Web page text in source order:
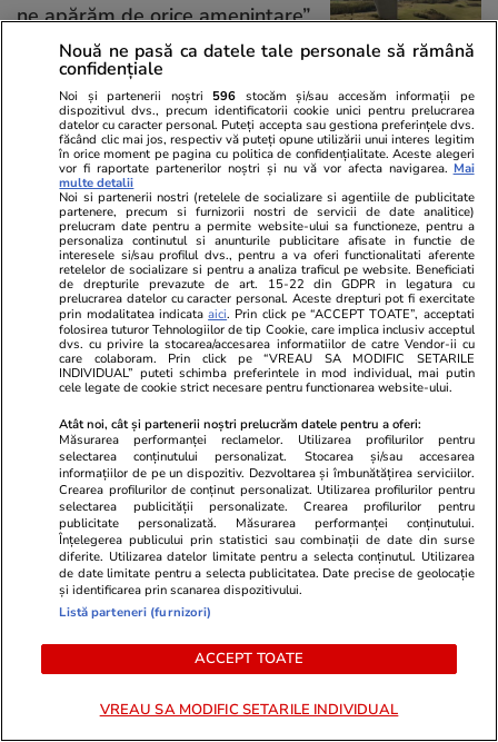
ne apărăm de orice amenințare”
24 iul.
Inteligența artificială va
remodela economia mondială și
politica monetară
24 iul.
România fricii: Cum am ajuns să
trăim din spaimă în spaimă
23 iul.
Țoiu, arestează-mă dacă
altceva n-ai de făcut!
Nouă ne pasă ca datele tale personale să rămână
confidențiale
Noi și partenerii noștri 596 stocăm și/sau accesăm informații pe
dispozitivul dvs., precum identificatorii cookie unici pentru prelucrarea
datelor cu caracter personal. Puteți accepta sau gestiona preferințele dvs.
făcând clic mai jos, respectiv vă puteți opune utilizării unui interes legitim
în orice moment pe pagina cu politica de confidențialitate. Aceste alegeri
vor fi raportate partenerilor noștri și nu vă vor afecta navigarea. Mai
multe detalii
Noi si partenerii nostri (retelele de socializare si agentiile de publicitate
partenere, precum si furnizorii nostri de servicii de date analitice)
prelucram date pentru a permite website-ului sa functioneze, pentru a
personaliza continutul si anunturile publicitare afisate in functie de
interesele si/sau profilul dvs., pentru a va oferi functionalitati aferente
retelelor de socializare si pentru a analiza traficul pe website. Beneficiati
de drepturile prevazute de art. 15-22 din GDPR in legatura cu
prelucrarea datelor cu caracter personal. Aceste drepturi pot fi exercitate
prin modalitatea indicataaici. Prin click pe “ACCEPT TOATE”, acceptati
folosirea tuturor Tehnologiilor de tip Cookie, care implica inclusiv acceptul
dvs. cu privire la stocarea/accesarea informatiilor de catre Vendor-ii cu
care colaboram. Prin click pe “VREAU SA MODIFIC SETARILE
INDIVIDUAL” puteti schimba preferintele in mod individual, mai putin
cele legate de cookie strict necesare pentru functionarea website-ului.
Atât noi, cât și partenerii noștri prelucrăm datele pentru a oferi:
Măsurarea performanței reclamelor. Utilizarea profilurilor pentru
selectarea conținutului personalizat. Stocarea și/sau accesarea
informațiilor de pe un dispozitiv. Dezvoltarea și îmbunătățirea serviciilor.
Crearea profilurilor de conținut personalizat. Utilizarea profilurilor pentru
selectarea publicității personalizate. Crearea profilurilor pentru
publicitate personalizată. Măsurarea performanței conținutului.
Înțelegerea publicului prin statistici sau combinații de date din surse
diferite. Utilizarea datelor limitate pentru a selecta conținutul. Utilizarea
de date limitate pentru a selecta publicitatea. Date precise de geolocație
și identificarea prin scanarea dispozitivului.
Listă parteneri (furnizori)
ACCEPT TOATE
VREAU SA MODIFIC SETARILE INDIVIDUAL